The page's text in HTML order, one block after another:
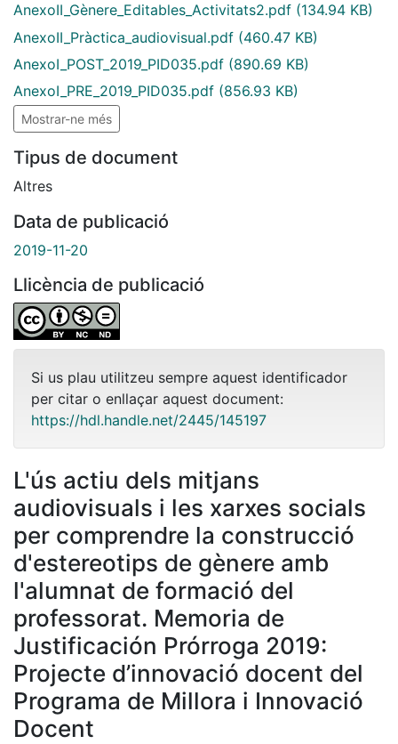
AnexoII_Gènere_Editables_Activitats2.pdf (134.94 KB)
AnexoII_Pràctica_audiovisual.pdf (460.47 KB)
AnexoI_POST_2019_PID035.pdf (890.69 KB)
AnexoI_PRE_2019_PID035.pdf (856.93 KB)
Mostrar-ne més
Tipus de document
Altres
Data de publicació
2019-11-20
Llicència de publicació
Si us plau utilitzeu sempre aquest identificador
per citar o enllaçar aquest document:
https://hdl.handle.net/2445/145197
L'ús actiu dels mitjans
audiovisuals i les xarxes socials
per comprendre la construcció
d'estereotips de gènere amb
l'alumnat de formació del
professorat. Memoria de
Justificación Prórroga 2019:
Projecte d’innovació docent del
Programa de Millora i Innovació
Docent